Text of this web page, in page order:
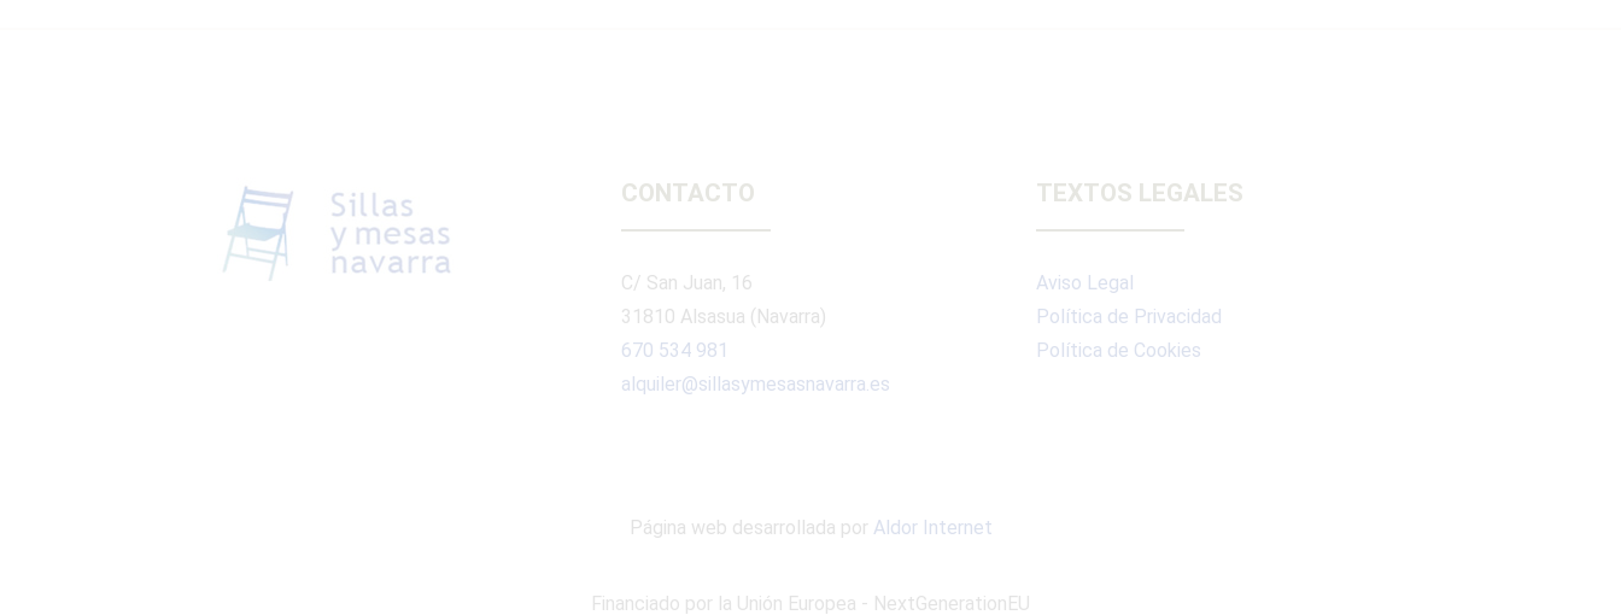
CONTACTO
C/ San Juan, 16
31810 Alsasua (Navarra)
670 534 981
alquiler@sillasymesasnavarra.es
TEXTOS LEGALES
Aviso Legal
Política de Privacidad
Política de Cookies
Página web desarrollada por Aldor Internet
Financiado por la Unión Europea - NextGenerationEU